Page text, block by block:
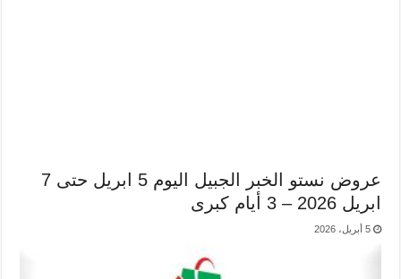
عروض نستو الخبر الجبيل اليوم 5 ابريل حتى 7
ابريل 2026 – 3 أيام كبرى
5 أبريل، 2026